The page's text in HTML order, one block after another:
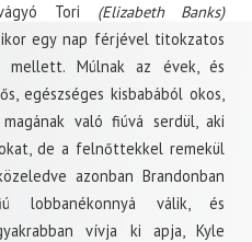
Tori (Elizabeth Banks)
egy nap férjével titokzatos
mellett. Múlnak az évek, és
egészséges kisbabából okos,
való fiúvá serdül, aki
de a felnőttekkel remekül
azonban Brandonban
lobbanékonnyá válik, és
vívja ki apja, Kyle